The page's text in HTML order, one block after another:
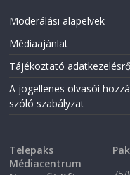
Moderálási alapelvek
Médiaajánlat
Tájékoztató
A jogellenes olvasói
szóló szabályzat
Telepaks
Médiacentrum